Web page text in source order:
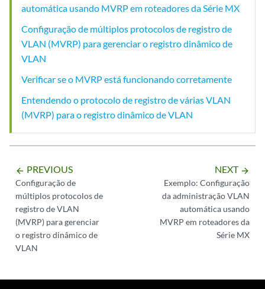
automática usando MVRP em roteadores da Série MX
Configuração de múltiplos protocolos de registro de
VLAN (MVRP) para gerenciar o registro dinâmico de
VLAN
Verificar se o MVRP está funcionando corretamente
Entendendo o protocolo de registro de várias VLAN
(MVRP) para o registro dinâmico de VLAN
arrow_backward PREVIOUS
Configuração de
múltiplos protocolos de
registro de VLAN
(MVRP) para gerenciar
o registro dinâmico de
VLAN
NEXT arrow_forward
Exemplo: Configuração
da administração VLAN
automática usando
MVRP em roteadores da
Série MX